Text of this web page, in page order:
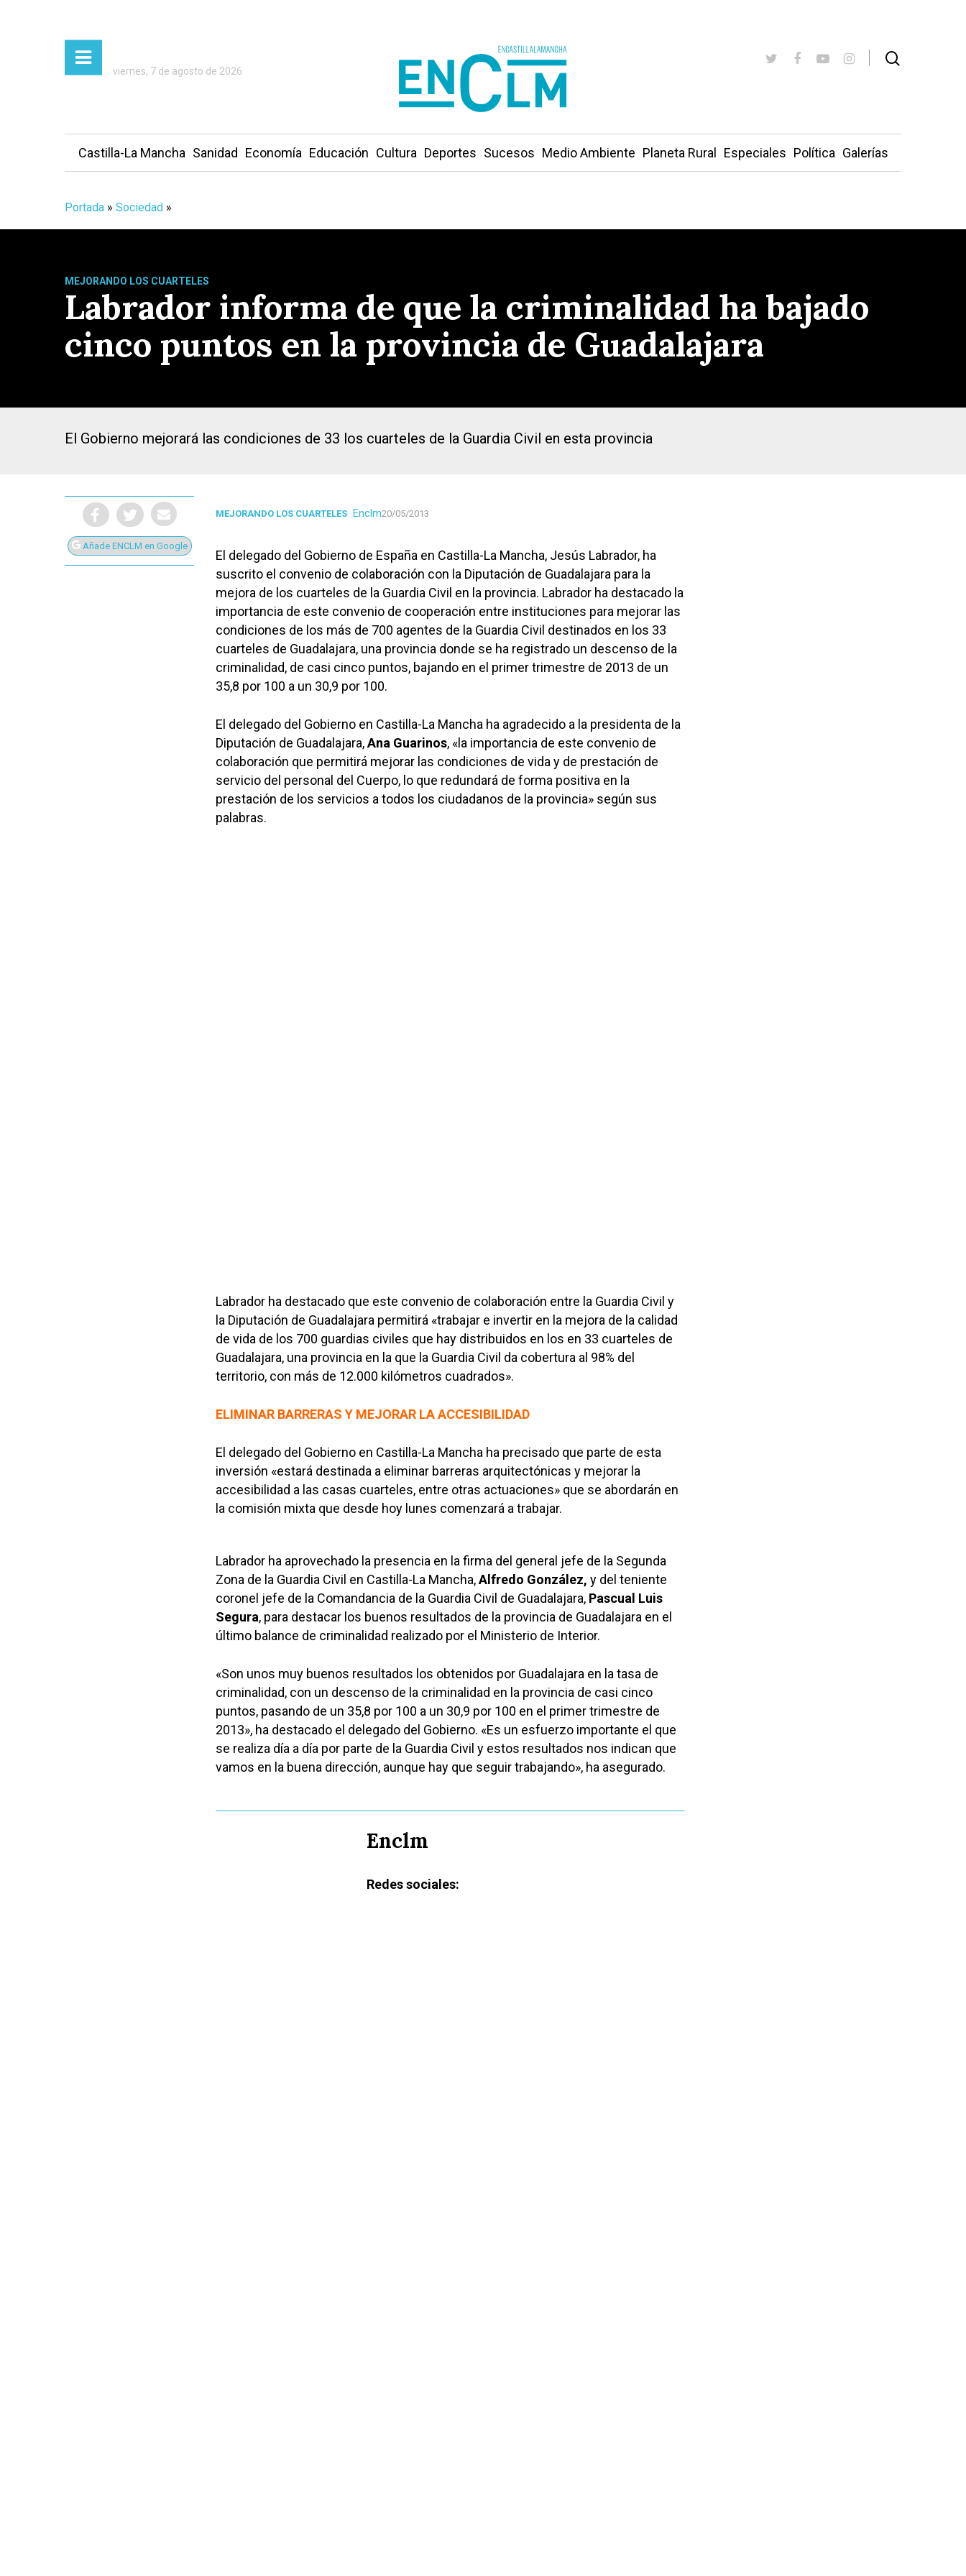
Presiona Intro para buscar o ESC para cerrar
viernes, 7 de agosto de 2026
Castilla-La Mancha Sanidad Economía Educación Cultura Deportes Sucesos Medio Ambiente Planeta Rural Especiales Política Galerías
Portada » Sociedad »
MEJORANDO LOS CUARTELES
Labrador informa de que la criminalidad ha bajado
cinco puntos en la provincia de Guadalajara
El Gobierno mejorará las condiciones de 33 los cuarteles de la Guardia Civil en esta provincia
Añade ENCLM en Google
MEJORANDO LOS CUARTELES Enclm20/05/2013
El delegado del Gobierno de España en Castilla-La Mancha, Jesús Labrador, ha
suscrito el convenio de colaboración con la Diputación de Guadalajara para la
mejora de los cuarteles de la Guardia Civil en la provincia. Labrador ha destacado la
importancia de este convenio de cooperación entre instituciones para mejorar las
condiciones de los más de 700 agentes de la Guardia Civil destinados en los 33
cuarteles de Guadalajara, una provincia donde se ha registrado un descenso de la
criminalidad, de casi cinco puntos, bajando en el primer trimestre de 2013 de un
35,8 por 100 a un 30,9 por 100.
El delegado del Gobierno en Castilla-La Mancha ha agradecido a la presidenta de la
Diputación de Guadalajara,Ana Guarinos, «la importancia de este convenio de
colaboración que permitirá mejorar las condiciones de vida y de prestación de
servicio del personal del Cuerpo, lo que redundará de forma positiva en la
prestación de los servicios a todos los ciudadanos de la provincia» según sus
palabras.
Labrador ha destacado que este convenio de colaboración entre la Guardia Civil y
la Diputación de Guadalajara permitirá «trabajar e invertir en la mejora de la calidad
de vida de los 700 guardias civiles que hay distribuidos en los en 33 cuarteles de
Guadalajara, una provincia en la que la Guardia Civil da cobertura al 98% del
territorio, con más de 12.000 kilómetros cuadrados».
ELIMINAR BARRERAS Y MEJORAR LA ACCESIBILIDAD
El delegado del Gobierno en Castilla-La Mancha ha precisado que parte de esta
inversión «estará destinada a eliminar barreras arquitectónicas y mejorar la
accesibilidad a las casas cuarteles, entre otras actuaciones» que se abordarán en
la comisión mixta que desde hoy lunes comenzará a trabajar.
Labrador ha aprovechado la presencia en la firma del general jefe de la Segunda
Zona de la Guardia Civil en Castilla-La Mancha,Alfredo González, y del teniente
coronel jefe de la Comandancia de la Guardia Civil de Guadalajara, Pascual Luis
Segura, para destacar los buenos resultados de la provincia de Guadalajara en el
último balance de criminalidad realizado por el Ministerio de Interior.
«Son unos muy buenos resultados los obtenidos por Guadalajara en la tasa de
criminalidad, con un descenso de la criminalidad en la provincia de casi cinco
puntos, pasando de un 35,8 por 100 a un 30,9 por 100 en el primer trimestre de
2013», ha destacado el delegado del Gobierno. «Es un esfuerzo importante el que
se realiza día a día por parte de la Guardia Civil y estos resultados nos indican que
vamos en la buena dirección, aunque hay que seguir trabajando», ha asegurado.
Enclm
Redes sociales: